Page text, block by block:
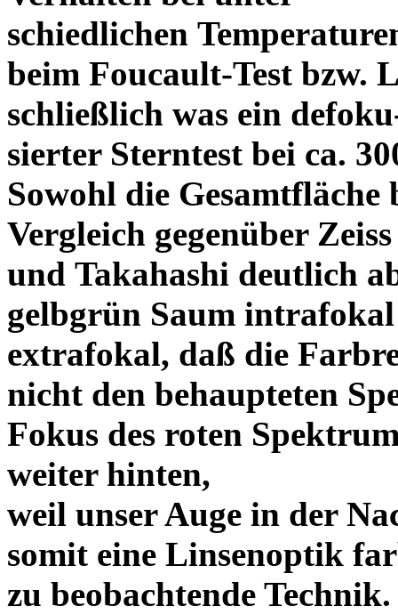
schiedlichen
beim Foucault-Test bzw.
schließlich was ein
sierter Sterntest bei ca.
Sowohl die
Vergleich gegenüber Zeiss
und Takahashi deutlich
gelbgrün Saum
extrafokal, daß die
nicht den behaupteten
Fokus des roten
weiter hinten,
weil unser Auge in der
somit eine Linsenoptik
zu beobachtende